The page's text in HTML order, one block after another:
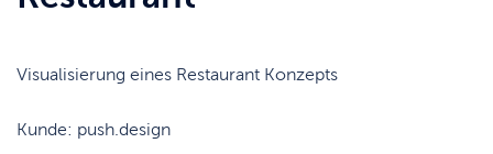
Visualisierung eines Restaurant Konzepts
Kunde: push.design